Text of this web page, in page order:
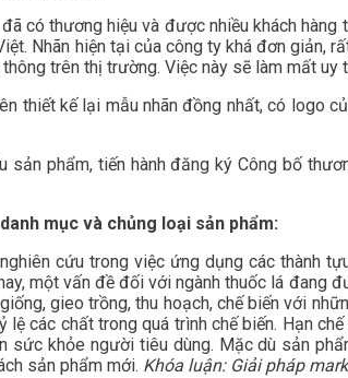
có thương hiệu và được nhiều khách
Nhãn hiện tại của công ty khá đơn giản,
trên thị trường. Việc này sẽ làm mất
thiết kế lại mẫu nhãn đồng nhất, có logo
sản phẩm, tiến hành đăng ký Công bố
mục và chủng loại sản phẩm:
cứu trong việc ứng dụng các thành
một vấn đề đối với ngành thuốc lá đang
gieo trồng, thu hoạch, chế biến với
các chất trong quá trình chế biến. Hạn
sức khỏe người tiêu dùng. Mặc dù sản
sản phẩm mới. Khóa luận: Giải pháp